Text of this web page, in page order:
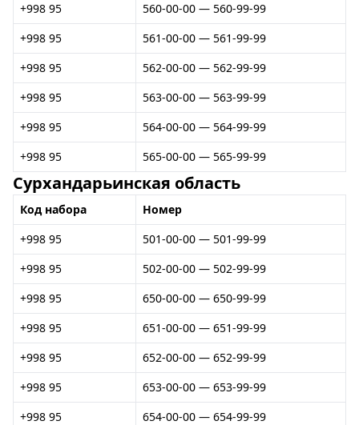
+998 95
560-00-00 — 560-99-99
+998 95
561-00-00 — 561-99-99
+998 95
562-00-00 — 562-99-99
+998 95
563-00-00 — 563-99-99
+998 95
564-00-00 — 564-99-99
+998 95
565-00-00 — 565-99-99
Сурхандарьинская область
Код набора
Номер
+998 95
501-00-00 — 501-99-99
+998 95
502-00-00 — 502-99-99
+998 95
650-00-00 — 650-99-99
+998 95
651-00-00 — 651-99-99
+998 95
652-00-00 — 652-99-99
+998 95
653-00-00 — 653-99-99
+998 95
654-00-00 — 654-99-99